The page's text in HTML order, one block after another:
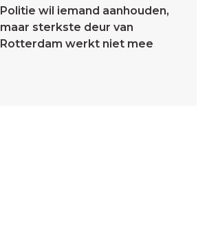
Politie wil iemand aanhouden,
maar sterkste deur van
Rotterdam werkt niet mee